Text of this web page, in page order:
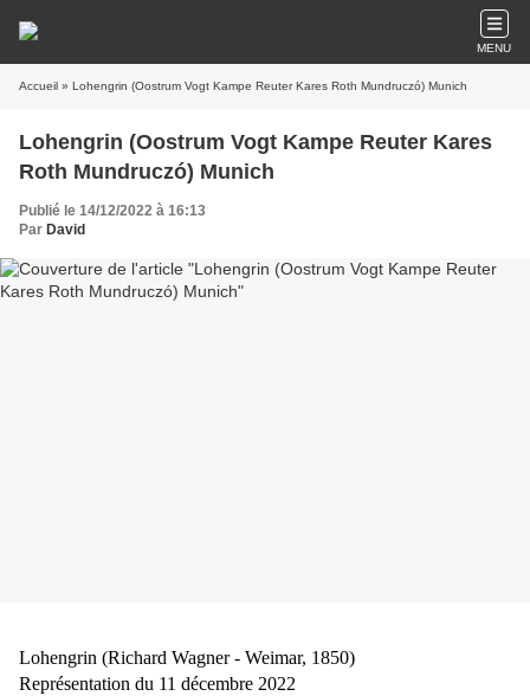
MENU
Accueil » Lohengrin (Oostrum Vogt Kampe Reuter Kares Roth Mundruczó) Munich
Lohengrin (Oostrum Vogt Kampe Reuter Kares
Roth Mundruczó) Munich
Publié le 14/12/2022 à 16:13
Par David
Lohengrin (Richard Wagner - Weimar, 1850)
Représentation du 11 décembre 2022